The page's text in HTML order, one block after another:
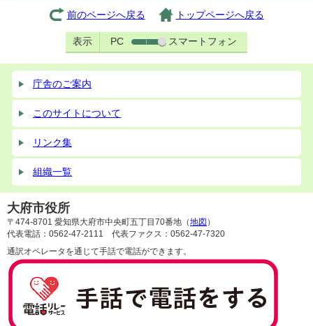
前のページへ戻る トップページへ戻る
表示 PC スマートフォン
庁舎のご案内
このサイトについて
リンク集
組織一覧
大府市役所
〒474-8701 愛知県大府市中央町五丁目70番地（地図 ）
代表電話：0562-47-2111 代表ファクス：0562-47-7320
通訳オペレータを通じて手話で電話ができます。